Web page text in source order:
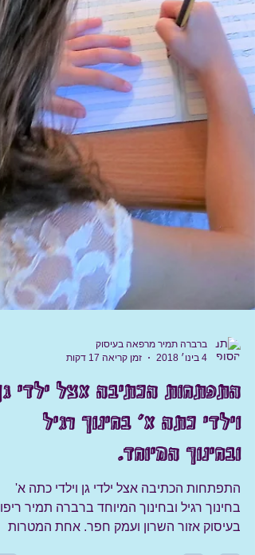
4 בינו׳ 2018
זמן קריאה 17 דקות
התפתחות הכתיבה אצל ילדי
וילדי כתה א' בחינוך רגיל
ובחינוך המיוחד.
התפתחות הכתיבה אצל ילדי גן וילדי כתה א'